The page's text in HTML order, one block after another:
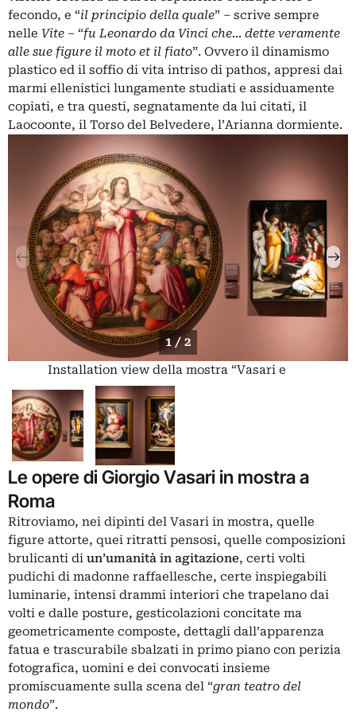
fecondo, e “il principio della quale” – scrive sempre
nelle Vite – “fu Leonardo da Vinci che… dette veramente
alle sue figure il moto et il fiato”. Ovvero il dinamismo
plastico ed il soffio di vita intriso di pathos, appresi dai
marmi ellenistici lungamente studiati e assiduamente
copiati, e tra questi, segnatamente da lui citati, il
Laocoonte, il Torso del Belvedere, l’Arianna dormiente.
1 / 2
Installation view della mostra “Vasari e
Roma”
Le opere di Giorgio Vasari in mostra a
Roma
Ritroviamo, nei dipinti del Vasari in mostra, quelle
figure attorte, quei ritratti pensosi, quelle composizioni
brulicanti di un’umanità in agitazione, certi volti
pudichi di madonne raffaellesche, certe inspiegabili
luminarie, intensi drammi interiori che trapelano dai
volti e dalle posture, gesticolazioni concitate ma
geometricamente composte, dettagli dall’apparenza
fatua e trascurabile sbalzati in primo piano con perizia
fotografica, uomini e dei convocati insieme
promiscuamente sulla scena del “gran teatro del
mondo”.